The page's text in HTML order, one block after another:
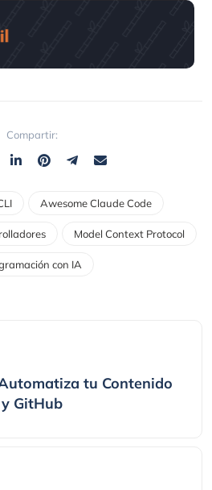
Compartir:
Awesome Claude Code
Model Context Protocol
con IA
tu Contenido
GitHub